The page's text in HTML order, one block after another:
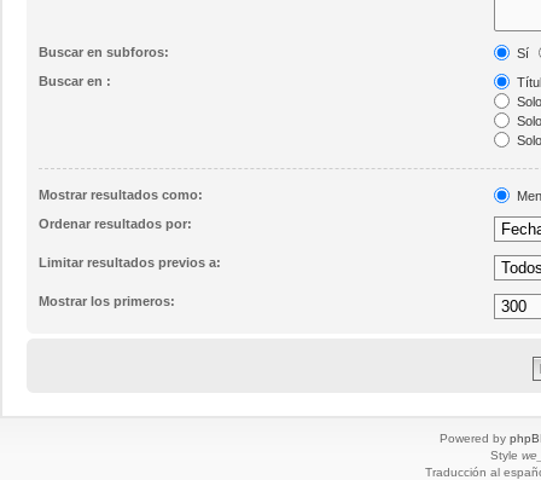
Buscar en subforos:
Sí
Buscar en :
Mostrar resultados como:
Ordenar resultados por:
Limitar resultados previos a:
Mostrar los primeros:
Powered by
Style
Traducción al